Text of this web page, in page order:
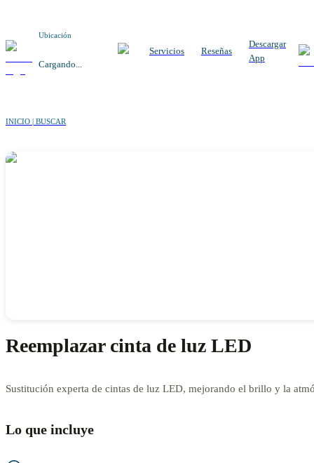
Ubicación
Cargando...
Servicios Reseñas
Descargar
App
INICIO | BUSCAR
Reemplazar cinta de luz LED
Sustitución experta de cintas de luz LED, mejorando el brillo y la
Lo que incluye